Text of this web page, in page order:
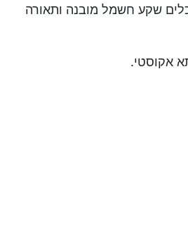
שקע חשמל מובנה ותאורה
אקוסטי.